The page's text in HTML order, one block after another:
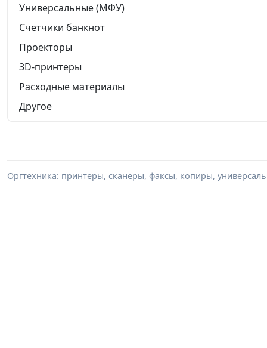
Универсальные (МФУ)
Счетчики банкнот
Проекторы
3D-принтеры
Расходные материалы
Другое
Оргтехника: принтеры, сканеры, факсы, копиры,